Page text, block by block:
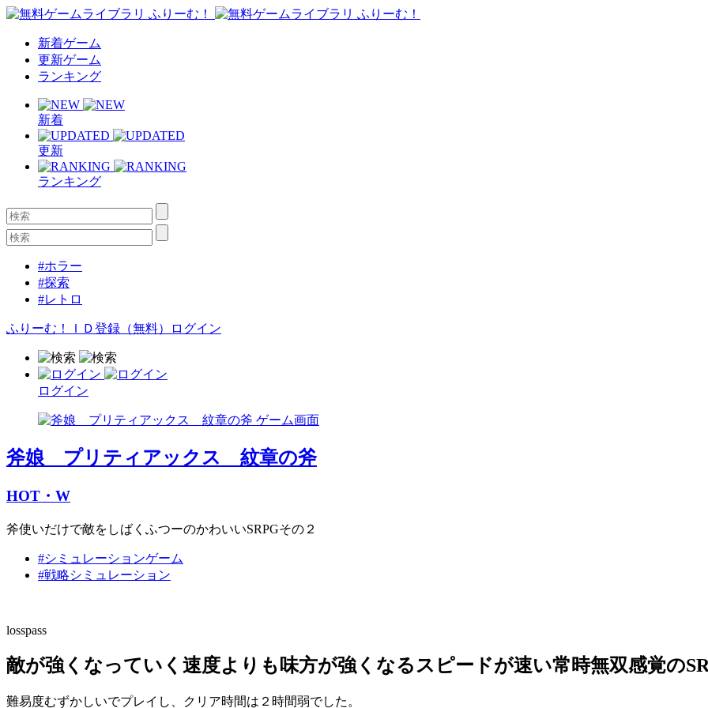
新着ゲーム
更新ゲーム
ランキング
新着
更新
ランキング
#ホラー
#探索
#レトロ
ふりーむ！ＩＤ登録（無料） ログイン
ログイン
斧娘 プリティアックス 紋章の斧
HOT・W
斧使いだけで敵をしばくふつーのかわいいSRPGその２
#シミュレーションゲーム
#戦略シミュレーション
losspass
敵が強くなっていく速度よりも味方が強くなるスピードが速い常時無双感覚の
難易度むずかしいでプレイし、クリア時間は２時間弱でした。